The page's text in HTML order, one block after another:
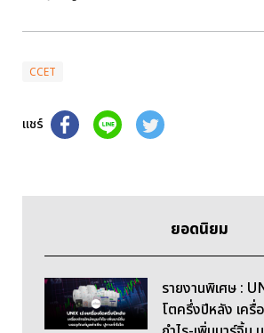
CCET
แชร์
ยอดนิยม
รายงานพิเศษ :
โตครึ่งปีหลัง เครื่